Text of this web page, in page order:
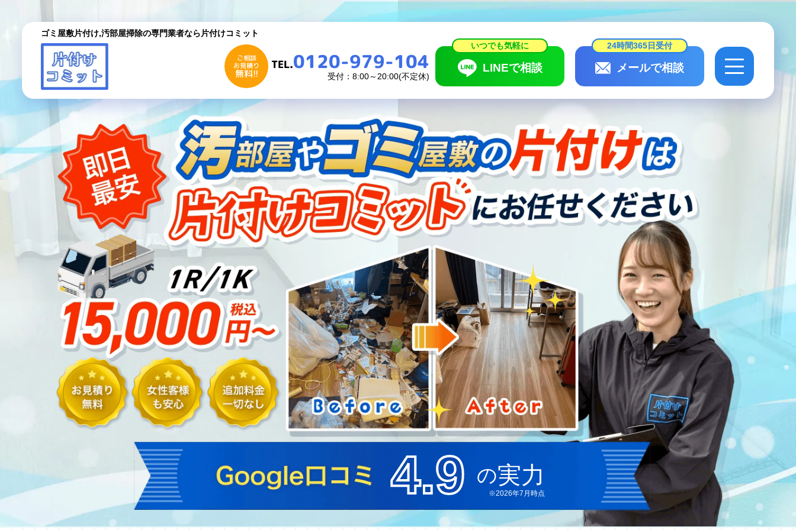
ゴミ屋敷片付け,汚部屋掃除の専門業者なら片付けコミット
ご相談
お見積り
無料!!
TEL.0120-979-104
受付：8:00～20:00(不定休)
いつでも気軽に
LINEで相談
24時間365日受付
メールで相談
ご相談
お見積り
無料!! 受付：8:00～20:00(不定休)
いつでも気軽に
LINEで相談
24時間365日受付
メールで相談
初めての方へ ご依頼の流れ 料金表 会社概要・スタッフ紹介
採用情報 よくあるご質問 お知らせ
お役立ちコラム
サービス案内
ゴミ屋敷片付け
汚部屋掃除
不用品回収
生前整理・遺品整理
ハウスクリーニング
買取
対応エリア
東京都
埼玉県
神奈川県
茨城県
プライバシーポリシー キャンセルポリシー
4.9 の実力
※2026年7月時点